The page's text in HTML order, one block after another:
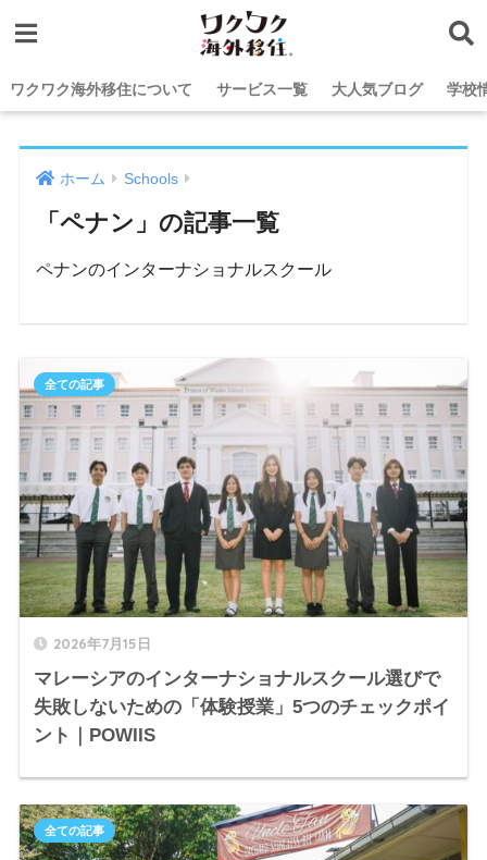
ワクワク海外移住について サービス一覧 大人気ブログ 学校
ホーム Schools
「ペナン」の記事一覧
ペナンのインターナショナルスクール
2026年7月15日
マレーシアのインターナショナルスクール選びで
失敗しないための「体験授業」5つのチェックポイ
ント｜POWIIS
全ての記事
全ての記事